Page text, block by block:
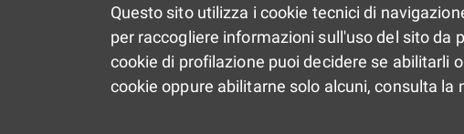
Questo sito utilizza i cookie tecnici di
per raccogliere informazioni sull'uso del sito
cookie di profilazione puoi decidere se abilitarli
cookie oppure abilitarne solo alcuni, consulta la